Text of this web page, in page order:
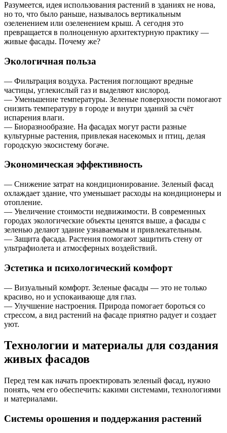
Разумеется, идея использования растений в зданиях не нова,
но то, что было раньше, называлось вертикальным
озеленением или озеленением крыш. А сегодня это
превращается в полноценную архитектурную практику —
живые фасады. Почему же?
Экологичная польза
— Фильтрация воздуха. Растения поглощают вредные
частицы, углекислый газ и выделяют кислород.
— Уменьшение температуры. Зеленые поверхности помогают
снизить температуру в городе и внутри зданий за счёт
испарения влаги.
— Биоразнообразие. На фасадах могут расти разные
культурные растения, привлекая насекомых и птиц, делая
городскую экосистему богаче.
Экономическая эффективность
— Снижение затрат на кондиционирование. Зеленый фасад
охлаждает здание, что уменьшает расходы на кондиционеры и
отопление.
— Увеличение стоимости недвижимости. В современных
городах экологические объекты ценятся выше, а фасады с
зеленью делают здание узнаваемым и привлекательным.
— Защита фасада. Растения помогают защитить стену от
ультрафиолета и атмосферных воздействий.
Эстетика и психологический комфорт
— Визуальный комфорт. Зеленые фасады — это не только
красиво, но и успокаивающе для глаз.
— Улучшение настроения. Природа помогает бороться со
стрессом, а вид растений на фасаде приятно радует и создает
уют.
Технологии и материалы для создания
живых фасадов
Перед тем как начать проектировать зеленый фасад, нужно
понять, чем его обеспечить: какими системами, технологиями
и материалами.
Системы орошения и поддержания растений